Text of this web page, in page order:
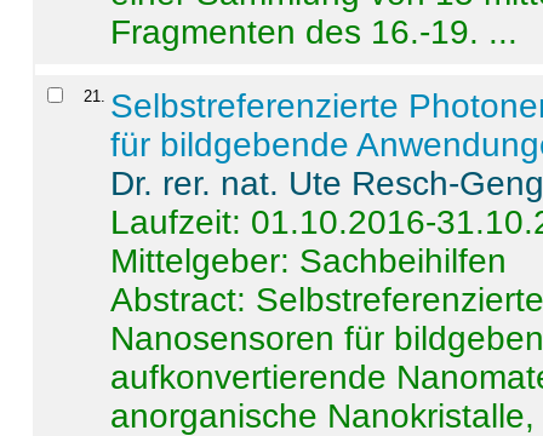
Fragmenten des 16.-19. ...
21
Selbstreferenzierte
für bildgebende
Dr. rer. nat. Ute Resch-
Laufzeit: 01.10.2016-
Mittelgeber: Sachbeihilfen
Abstract:
Nanosensoren für
aufkonvertierende
anorganische